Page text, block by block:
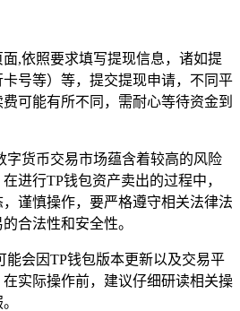
,依照要求填写提现信息，诸如提
号等）等，提交提现申请，不同平
可能有所不同，需耐心等待资金到
字货币交易市场蕴含着较高的风险
进行TP钱包资产卖出的过程中，
谨慎操作，要严格遵守相关法律法
合法性和安全性。
能会因TP钱包版本更新以及交易平
实际操作前，建议仔细研读相关操